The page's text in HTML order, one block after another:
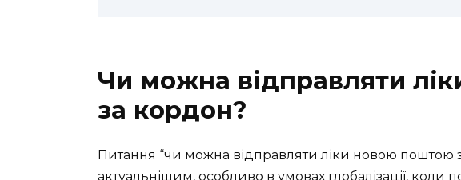
Чи можна відправляти
за кордон?
Питання “чи можна відправляти ліки новою поштою
актуальнішим, особливо в умовах глобалізації, коли